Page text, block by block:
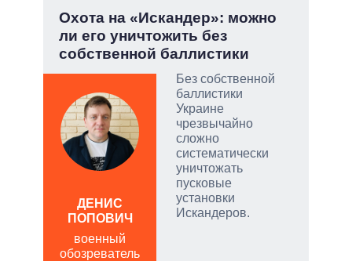
Охота на «Искандер»: можно
ли его уничтожить без
собственной баллистики
Без собственной
баллистики
Украине
чрезвычайно
сложно
систематически
уничтожать
пусковые
установки
Искандеров.
ДЕНИС
ПОПОВИЧ
военный
обозреватель